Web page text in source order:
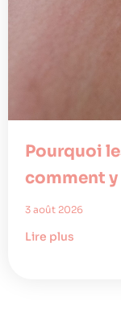
Pourquoi
comment y
3 août 2026
Lire plus